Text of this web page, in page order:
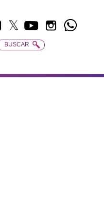
Facebook
𝕏 TwitterYoutube Instagram